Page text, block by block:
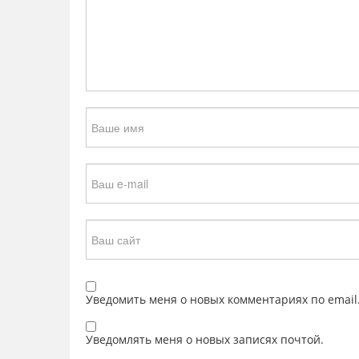
Уведомить меня о новых комментариях по
Уведомлять меня о новых записях почтой.